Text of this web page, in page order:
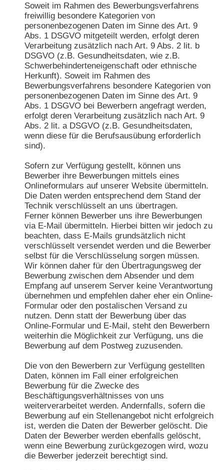
Soweit im Rahmen des Bewerbungsverfahrens
freiwillig besondere Kategorien von
personenbezogenen Daten im Sinne des Art. 9
Abs. 1 DSGVO mitgeteilt werden, erfolgt deren
Verarbeitung zusätzlich nach Art. 9 Abs. 2 lit. b
DSGVO (z.B. Gesundheitsdaten, wie z.B.
Schwerbehinderteneigenschaft oder ethnische
Herkunft). Soweit im Rahmen des
Bewerbungsverfahrens besondere Kategorien von
personenbezogenen Daten im Sinne des Art. 9
Abs. 1 DSGVO bei Bewerbern angefragt werden,
erfolgt deren Verarbeitung zusätzlich nach Art. 9
Abs. 2 lit. a DSGVO (z.B. Gesundheitsdaten,
wenn diese für die Berufsausübung erforderlich
sind).
Sofern zur Verfügung gestellt, können uns
Bewerber ihre Bewerbungen mittels eines
Onlineformulars auf unserer Website übermitteln.
Die Daten werden entsprechend dem Stand der
Technik verschlüsselt an uns übertragen.
Ferner können Bewerber uns ihre Bewerbungen
via E-Mail übermitteln. Hierbei bitten wir jedoch zu
beachten, dass E-Mails grundsätzlich nicht
verschlüsselt versendet werden und die Bewerber
selbst für die Verschlüsselung sorgen müssen.
Wir können daher für den Übertragungsweg der
Bewerbung zwischen dem Absender und dem
Empfang auf unserem Server keine Verantwortung
übernehmen und empfehlen daher eher ein Online-
Formular oder den postalischen Versand zu
nutzen. Denn statt der Bewerbung über das
Online-Formular und E-Mail, steht den Bewerbern
weiterhin die Möglichkeit zur Verfügung, uns die
Bewerbung auf dem Postweg zuzusenden.
Die von den Bewerbern zur Verfügung gestellten
Daten, können im Fall einer erfolgreichen
Bewerbung für die Zwecke des
Beschäftigungsverhältnisses von uns
weiterverarbeitet werden. Andernfalls, sofern die
Bewerbung auf ein Stellenangebot nicht erfolgreich
ist, werden die Daten der Bewerber gelöscht. Die
Daten der Bewerber werden ebenfalls gelöscht,
wenn eine Bewerbung zurückgezogen wird, wozu
die Bewerber jederzeit berechtigt sind.